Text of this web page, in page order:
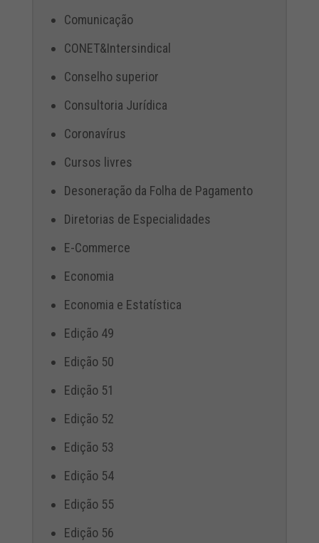
Comunicação
CONET&Intersindical
Conselho superior
Consultoria Jurídica
Coronavírus
Cursos livres
Desoneração da Folha de Pagamento
Diretorias de Especialidades
E-Commerce
Economia
Economia e Estatística
Edição 49
Edição 50
Edição 51
Edição 52
Edição 53
Edição 54
Edição 55
Edição 56